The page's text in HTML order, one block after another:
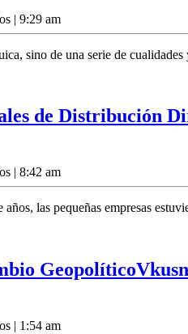
| 9:29 am
sino de una serie de
de Distribución
| 8:42 am
las pequeñas empresas
Geopolítico
| 1:54 am